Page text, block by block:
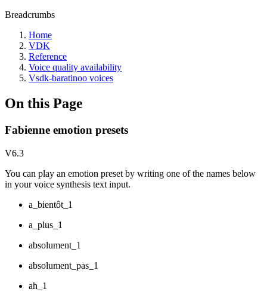
Breadcrumbs
Home
VDK
Reference
Voice quality availability
Vsdk-baratinoo voices
On this Page
Fabienne emotion presets
V6.3
You can play an emotion preset by writing one of the names below
in your voice synthesis text input.
a_bientôt_1
a_plus_1
absolument_1
absolument_pas_1
ah_1